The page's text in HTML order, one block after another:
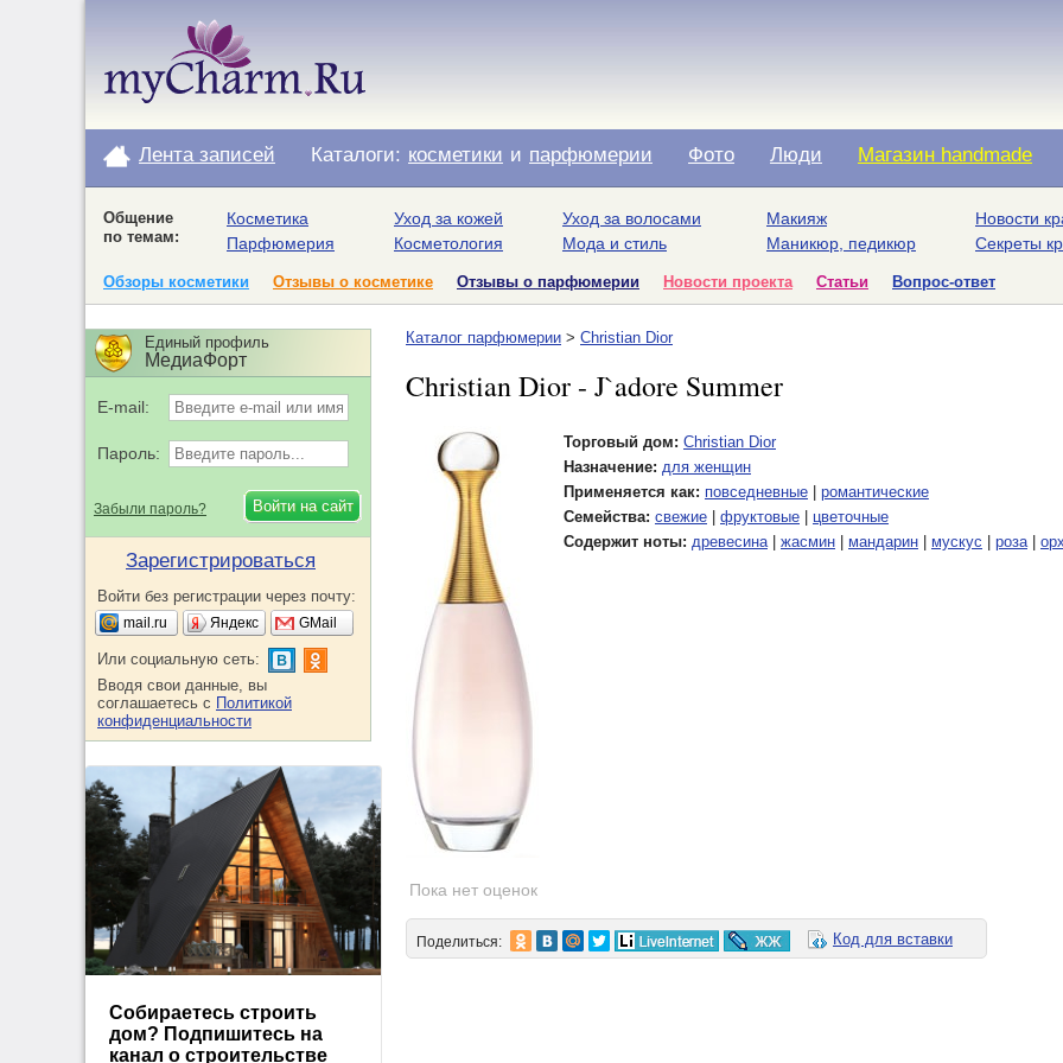
Лента записей Каталоги: косметики и парфюмерии Фото Люди Магазин handmade
Общение
по темам:
Косметика
Парфюмерия
Уход за кожей
Косметология
Уход за волосами
Мода и стиль
Макияж
Маникюр, педикюр
Новости
Секреты
Обзоры косметики Отзывы о косметике Отзывы о парфюмерии Новости проекта Статьи Вопрос-ответ
Каталог парфюмерии > Christian Dior
Christian Dior - J`adore Summer
Пока нет оценок
Торговый дом: Christian Dior
Назначение: для женщин
Применяется как: повседневные
романтические
Семейства: свежие фруктовые
цветочные
Содержит ноты: древесина| жасмин мандарин мускус роза|
Поделиться: Код для вставки
Единый профиль
МедиаФорт
E-mail:
Пароль:
Забыли пароль?
Зарегистрироваться
Войти без регистрации через почту:
mail.ru Яндекс GMail
Или социальную сеть:
Вводя свои данные, вы
соглашаетесь с Политикой
конфиденциальности
Собираетесь строить
дом? Подпишитесь на
канал о строительстве